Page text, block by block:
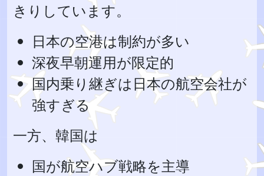
きりしています。
日本の空港は制約が多い
深夜早朝運用が限定的
国内乗り継ぎは日本の航空会社が
強すぎる
一方、韓国は
国が航空ハブ戦略を主導